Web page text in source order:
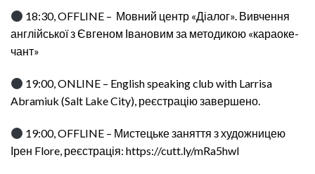
18:30, OFFLINE – Мовний центр «Діалог». Вивчення
англійської з Євгеном Івановим за методикою «караоке-
чант»
19:00, ONLINE – English speaking club with Larrisa
Abramiuk (Salt Lake City), реєстрацію завершено.
19:00, OFFLINE – Мистецьке заняття з художницею
Ірен Flore, реєстрація: https://cutt.ly/mRa5hwl